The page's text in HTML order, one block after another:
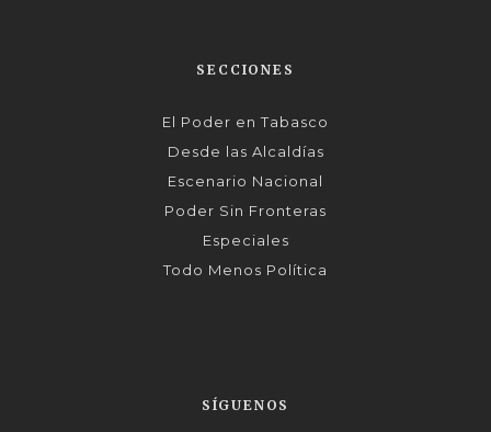
SECCIONES
El Poder en Tabasco
Desde las Alcaldías
Escenario Nacional
Poder Sin Fronteras
Especiales
Todo Menos Política
SÍGUENOS